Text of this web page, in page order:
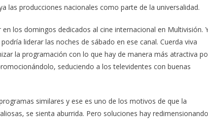
las producciones nacionales como parte de la universalidad.
los domingos dedicados al cine internacional en Multivisión.
liderar las noches de sábado en ese canal. Cuerda viva
la programación con lo que hay de manera más atractiva
seduciendo a los televidentes con buenas
similares y ese es uno de los motivos de que la
se sienta aburrida. Pero soluciones hay redimensionando